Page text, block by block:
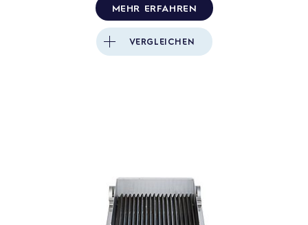
MEHR ERFAHREN
VERGLEICHEN